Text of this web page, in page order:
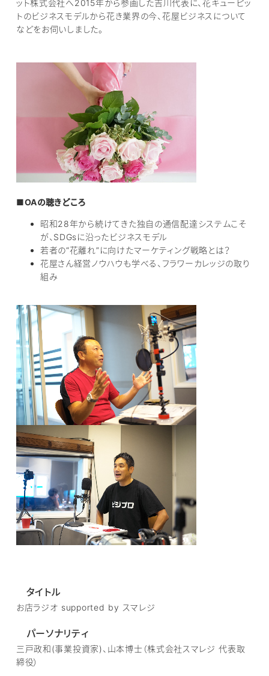
ット株式会社へ2015年から参画した吉川代表に、花キューピッ
トのビジネスモデルから花き業界の今、花屋ビジネスについて
などをお伺いしました。
■OAの聴きどころ
昭和28年から続けてきた独自の通信配達システムこそ
が、SDGsに沿ったビジネスモデル
若者の“花離れ”に向けたマーケティング戦略とは？
花屋さん経営ノウハウも学べる、フラワーカレッジの取り
組み
タイトル
お店ラジオ supported by スマレジ
パーソナリティ
三戸政和(事業投資家)、山本博士（株式会社スマレジ 代表取
締役）